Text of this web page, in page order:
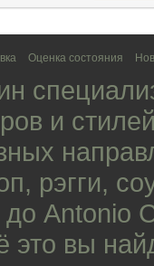
Оценка состояния
и
, рэгги,
до Antonio
это вы